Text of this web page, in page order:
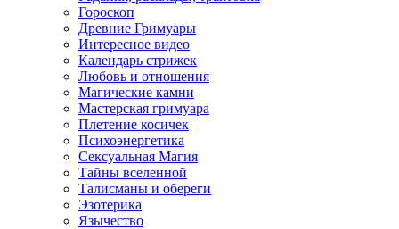
Гороскоп
Древние Гримуары
Интересное видео
Календарь стрижек
Любовь и отношения
Магические камни
Мастерская гримуара
Плетение косичек
Психоэнергетика
Сексуальная Магия
Тайны вселенной
Талисманы и обереги
Эзотерика
Язычество